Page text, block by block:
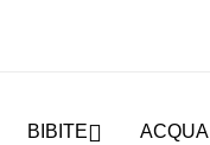
BIBITE ACQUA